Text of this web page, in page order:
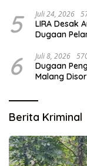
5 Juli 24, 2026
LIRA Desak
Dugaan
6 Juli 8, 2026
Dugaan
Malang
Berita Kriminal